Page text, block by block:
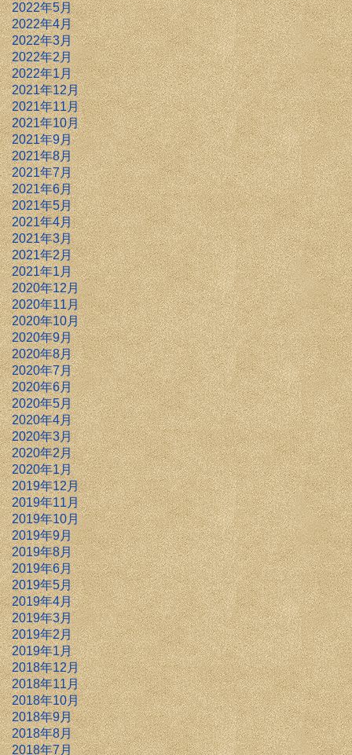
2022年5月
2022年4月
2022年3月
2022年2月
2022年1月
2021年12月
2021年11月
2021年10月
2021年9月
2021年8月
2021年7月
2021年6月
2021年5月
2021年4月
2021年3月
2021年2月
2021年1月
2020年12月
2020年11月
2020年10月
2020年9月
2020年8月
2020年7月
2020年6月
2020年5月
2020年4月
2020年3月
2020年2月
2020年1月
2019年12月
2019年11月
2019年10月
2019年9月
2019年8月
2019年6月
2019年5月
2019年4月
2019年3月
2019年2月
2019年1月
2018年12月
2018年11月
2018年10月
2018年9月
2018年8月
2018年7月